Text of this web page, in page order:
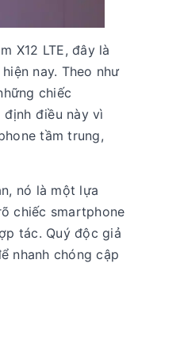
X12 LTE, đây là
nay. Theo như
chiếc
định điều này vì
tầm trung,
nó là một lựa
chiếc smartphone
tác. Quý độc giả
nhanh chóng cập